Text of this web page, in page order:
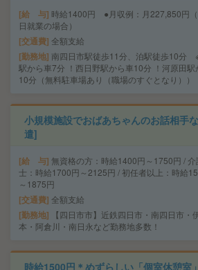
給 与 時給1400円 ●月収例：月227,850円（
日就業の場合）
交通費 全額支給
勤務地 南四日市駅徒歩11分、泊駅徒歩10分
駅から車7分 ！西日野駅から車10分 ！河原田駅
10分（無料駐車場あり（職場のすぐとなり））
小規模施設でおばあちゃんのお話相手
遣]
給 与 無資格の方：時給1400円～1750円 / 介
士：時給1700円～2125円 / 初任者以上：時給
～1875円
交通費 全額支給
勤務地
【四日市市】近鉄四日市・南四日市・
本・阿倉川・南日永など勤務地多数！
時給1500円＊めずらしい「個室休憩室